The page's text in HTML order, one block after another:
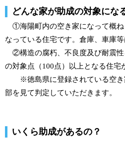
どんな家が助成の対象にな
①海陽町内の空き家になって概ね
なっている住宅です。倉庫、車庫等
②構造の腐朽、不良度及び耐震性
の対象点（100点）以上となる住宅
※徳島県に登録されている空き
部を見て判定していただきます。
いくら助成があるの？